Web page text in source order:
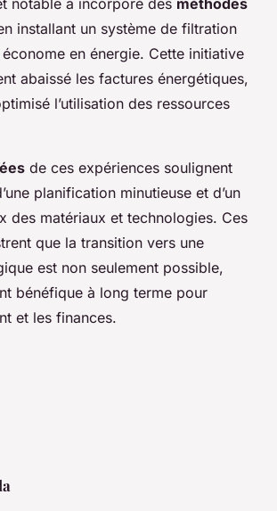
installant un système de filtration
en énergie. Cette initiative
abaissé les factures énergétiques,
l’utilisation des ressources
de ces expériences soulignent
planification minutieuse et d’un
des matériaux et technologies. Ces
que la transition vers une
est non seulement possible,
bénéfique à long terme pour
et les finances.